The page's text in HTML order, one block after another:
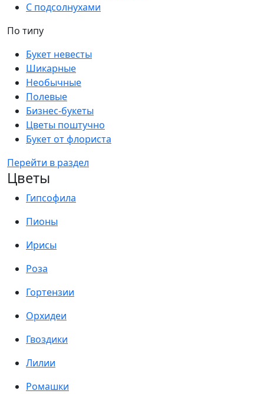
С подсолнухами
По типу
Букет невесты
Шикарные
Необычные
Полевые
Бизнес-букеты
Цветы поштучно
Букет от флориста
Перейти в раздел
Цветы
Гипсофила
Пионы
Ирисы
Роза
Гортензии
Орхидеи
Гвоздики
Лилии
Ромашки